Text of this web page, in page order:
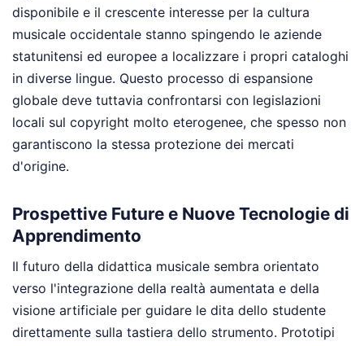
disponibile e il crescente interesse per la cultura
musicale occidentale stanno spingendo le aziende
statunitensi ed europee a localizzare i propri cataloghi
in diverse lingue. Questo processo di espansione
globale deve tuttavia confrontarsi con legislazioni
locali sul copyright molto eterogenee, che spesso non
garantiscono la stessa protezione dei mercati
d'origine.
Prospettive Future e Nuove Tecnologie di
Apprendimento
Il futuro della didattica musicale sembra orientato
verso l'integrazione della realtà aumentata e della
visione artificiale per guidare le dita dello studente
direttamente sulla tastiera dello strumento. Prototipi